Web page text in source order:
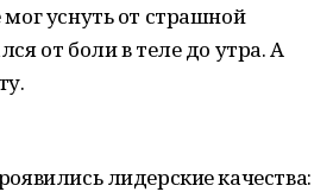
уснуть от страшной
от боли в теле до утра. А
лидерские качества: